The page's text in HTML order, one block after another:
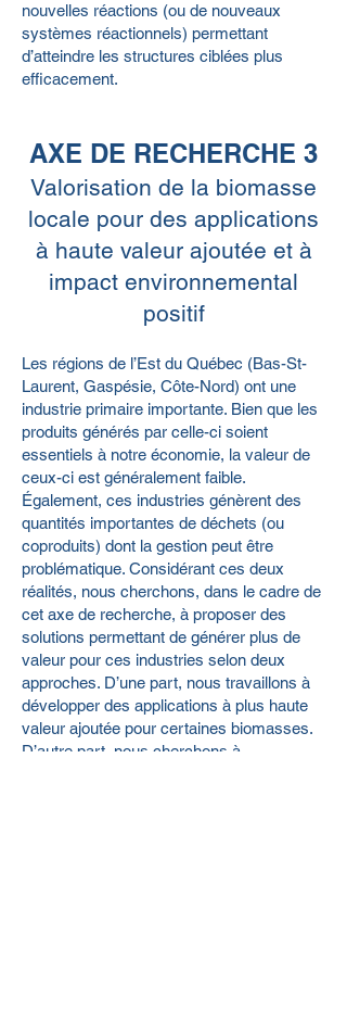
nouvelles réactions (ou de nouveaux
systèmes réactionnels) permettant
d’atteindre les structures ciblées plus
efficacement.
AXE DE RECHERCHE 3
Valorisation de la biomasse
locale pour des applications
à haute valeur ajoutée et à
impact environnemental
positif
Les régions de l’Est du Québec (Bas-St-
Laurent, Gaspésie, Côte-Nord) ont une
industrie primaire importante. Bien que les
produits générés par celle-ci soient
essentiels à notre économie, la valeur de
ceux-ci est généralement faible.
Également, ces industries génèrent des
quantités importantes de déchets (ou
coproduits) dont la gestion peut être
problématique. Considérant ces deux
réalités, nous cherchons, dans le cadre de
cet axe de recherche, à proposer des
solutions permettant de générer plus de
valeur pour ces industries selon deux
approches. D’une part, nous travaillons à
développer des applications à plus haute
valeur ajoutée pour certaines biomasses.
D’autre part, nous cherchons à